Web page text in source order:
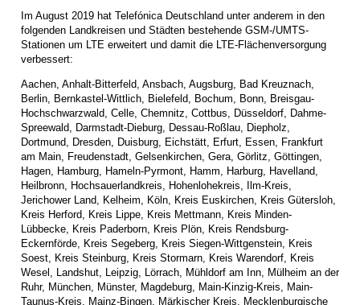
Im August 2019 hat Telefónica Deutschland unter anderem in den
folgenden Landkreisen und Städten bestehende GSM-/UMTS-
Stationen um LTE erweitert und damit die LTE-Flächenversorgung
verbessert:
Aachen, Anhalt-Bitterfeld, Ansbach, Augsburg, Bad Kreuznach,
Berlin, Bernkastel-Wittlich, Bielefeld, Bochum, Bonn, Breisgau-
Hochschwarzwald, Celle, Chemnitz, Cottbus, Düsseldorf, Dahme-
Spreewald, Darmstadt-Dieburg, Dessau-Roßlau, Diepholz,
Dortmund, Dresden, Duisburg, Eichstätt, Erfurt, Essen, Frankfurt
am Main, Freudenstadt, Gelsenkirchen, Gera, Görlitz, Göttingen,
Hagen, Hamburg, Hameln-Pyrmont, Hamm, Harburg, Havelland,
Heilbronn, Hochsauerlandkreis, Hohenlohekreis, Ilm-Kreis,
Jerichower Land, Kelheim, Köln, Kreis Euskirchen, Kreis Gütersloh,
Kreis Herford, Kreis Lippe, Kreis Mettmann, Kreis Minden-
Lübbecke, Kreis Paderborn, Kreis Plön, Kreis Rendsburg-
Eckernförde, Kreis Segeberg, Kreis Siegen-Wittgenstein, Kreis
Soest, Kreis Steinburg, Kreis Stormarn, Kreis Warendorf, Kreis
Wesel, Landshut, Leipzig, Lörrach, Mühldorf am Inn, Mülheim an der
Ruhr, München, Münster, Magdeburg, Main-Kinzig-Kreis, Main-
Taunus-Kreis, Mainz-Bingen, Märkischer Kreis, Mecklenburgische